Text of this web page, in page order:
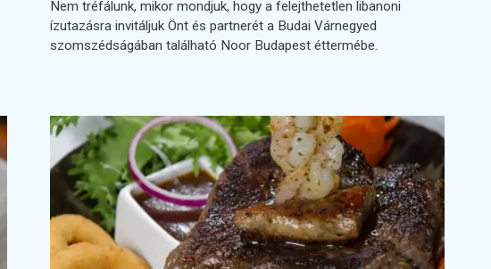
Nem tréfálunk, mikor mondjuk, hogy a felejthetetlen libanoni
ízutazásra invitáljuk Önt és partnerét a Budai Várnegyed
szomszédságában található Noor Budapest éttermébe.